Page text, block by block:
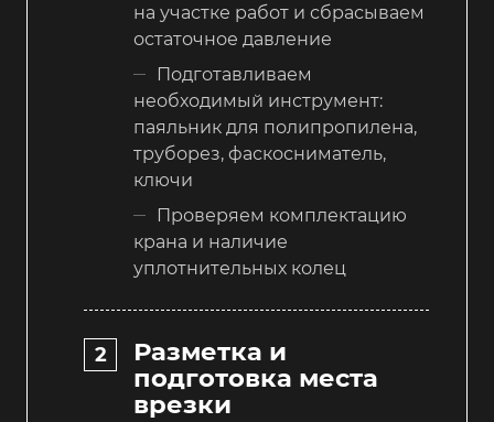
на участке работ и сбрасываем
остаточное давление
Подготавливаем
необходимый инструмент:
паяльник для полипропилена,
труборез, фаскосниматель,
ключи
Проверяем комплектацию
крана и наличие
уплотнительных колец
Разметка и
подготовка места
врезки